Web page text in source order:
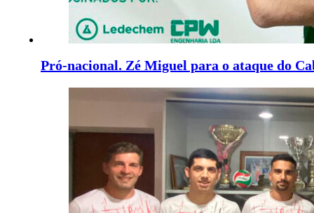
Pró-nacional. Zé Miguel para o ataque do